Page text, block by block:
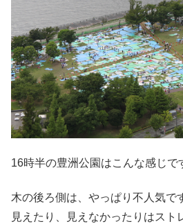
16時半の豊洲公園はこんな感じで
木の後ろ側は、やっぱり不人気で
見えたり、見えなかったりはスト